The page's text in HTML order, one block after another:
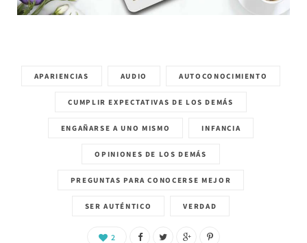
APARIENCIAS AUDIO AUTOCONOCIMIENTO
CUMPLIR EXPECTATIVAS DE LOS DEMÁS
ENGAÑARSE A UNO MISMO INFANCIA
OPINIONES DE LOS DEMÁS
PREGUNTAS PARA CONOCERSE MEJOR
SER AUTÉNTICO VERDAD
2